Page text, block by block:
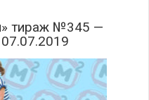
тираж №345 —